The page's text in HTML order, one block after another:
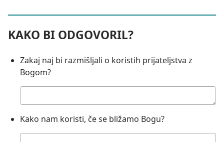
KAKO BI ODGOVORIL?
Zakaj naj bi razmišljali o koristih prijateljstva z
Bogom?
odgovor:
Kako nam koristi, če se bližamo Bogu?